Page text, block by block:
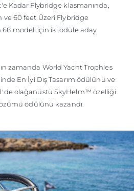
Kadar Flybridge klasmanında,
60 feet Üzeri Flybridge
modeli için iki ödüle aday
zamanda World Yacht Trophies
En İyi Dış Tasarım ödülünü ve
olağanüstü SkyHelm™ özelliği
ödülünü kazandı.